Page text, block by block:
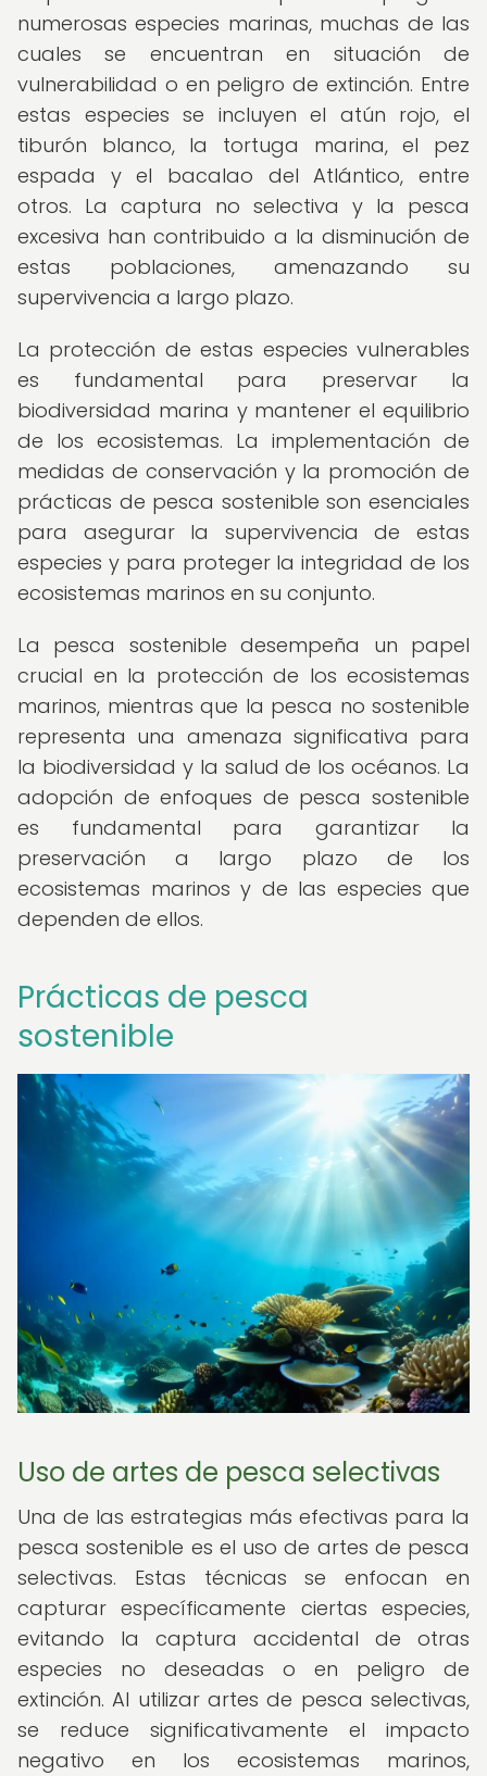
numerosas especies marinas, muchas de las
cuales se encuentran en situación de
vulnerabilidad o en peligro de extinción. Entre
estas especies se incluyen el atún rojo, el
tiburón blanco, la tortuga marina, el pez
espada y el bacalao del Atlántico, entre
otros. La captura no selectiva y la pesca
excesiva han contribuido a la disminución de
estas poblaciones, amenazando su
supervivencia a largo plazo.
La protección de estas especies vulnerables
es fundamental para preservar la
biodiversidad marina y mantener el equilibrio
de los ecosistemas. La implementación de
medidas de conservación y la promoción de
prácticas de pesca sostenible son esenciales
para asegurar la supervivencia de estas
especies y para proteger la integridad de los
ecosistemas marinos en su conjunto.
La pesca sostenible desempeña un papel
crucial en la protección de los ecosistemas
marinos, mientras que la pesca no sostenible
representa una amenaza significativa para
la biodiversidad y la salud de los océanos. La
adopción de enfoques de pesca sostenible
es fundamental para garantizar la
preservación a largo plazo de los
ecosistemas marinos y de las especies que
dependen de ellos.
Prácticas de pesca
sostenible
Uso de artes de pesca selectivas
Una de las estrategias más efectivas para la
pesca sostenible es el uso de artes de pesca
selectivas. Estas técnicas se enfocan en
capturar específicamente ciertas especies,
evitando la captura accidental de otras
especies no deseadas o en peligro de
extinción. Al utilizar artes de pesca selectivas,
se reduce significativamente el impacto
negativo en los ecosistemas marinos,